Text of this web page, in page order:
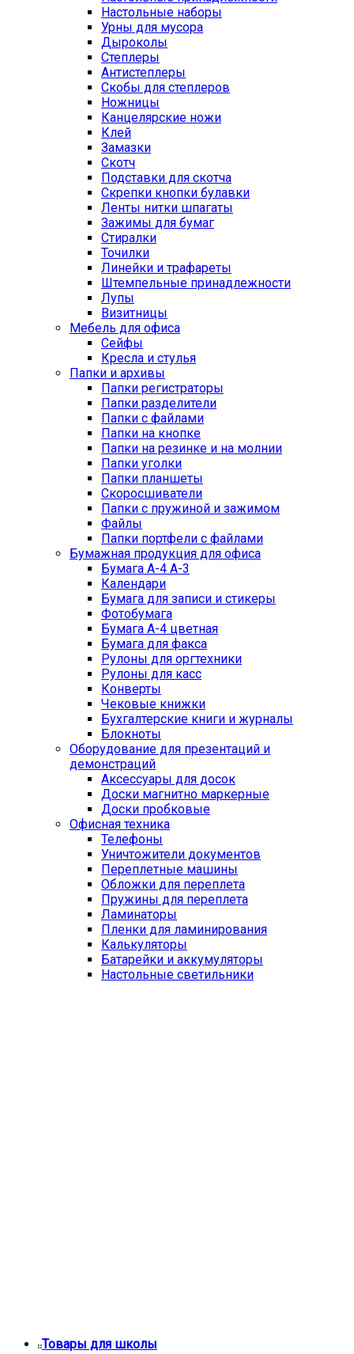
Настольные наборы
Урны для мусора
Дыроколы
Степлеры
Антистеплеры
Скобы для степлеров
Ножницы
Канцелярские ножи
Клей
Замазки
Скотч
Подставки для скотча
Скрепки кнопки булавки
Ленты нитки шпагаты
Зажимы для бумаг
Стиралки
Точилки
Линейки и трафареты
Штемпельные принадлежности
Лупы
Визитницы
Мебель для офиса
Сейфы
Кресла и стулья
Папки и архивы
Папки регистраторы
Папки разделители
Папки с файлами
Папки на кнопке
Папки на резинке и на молнии
Папки уголки
Папки планшеты
Скоросшиватели
Папки с пружиной и зажимом
Файлы
Папки портфели с файлами
Бумажная продукция для офиса
Бумага А-4 А-3
Календари
Бумага для записи и стикеры
Фотобумага
Бумага А-4 цветная
Бумага для факса
Рулоны для оргтехники
Рулоны для касс
Конверты
Чековые книжки
Бухгалтерские книги и журналы
Блокноты
Оборудование для презентаций и
демонстраций
Аксессуары для досок
Доски магнитно маркерные
Доски пробковые
Офисная техника
Телефоны
Уничтожители документов
Переплетные машины
Обложки для переплета
Пружины для переплета
Ламинаторы
Пленки для ламинирования
Калькуляторы
Батарейки и аккумуляторы
Настольные светильники
Товары для школы